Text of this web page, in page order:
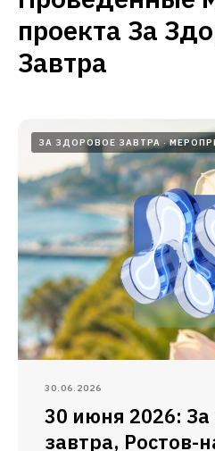
проекта За
Завтра
ЗА ЗДОРОВОЕ ЗАВТРА
30.06.2026
30 июня 2026:
завтра, Ростов-